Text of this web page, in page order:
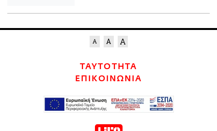
ΤΑΥΤΟΤΗΤΑ
ΕΠΙΚΟΙΝΩΝΙΑ